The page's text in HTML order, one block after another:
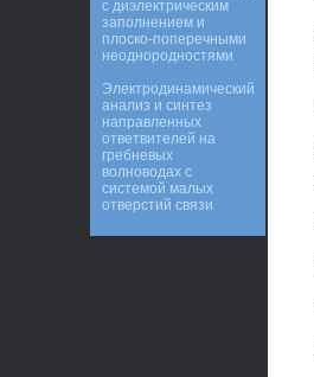
с диэлектрическим
заполнением и
плоско-поперечными
неоднородностями
Электродинамический
анализ и синтез
направленных
ответвителей на
гребневых
волноводах с
системой малых
отверстий связи